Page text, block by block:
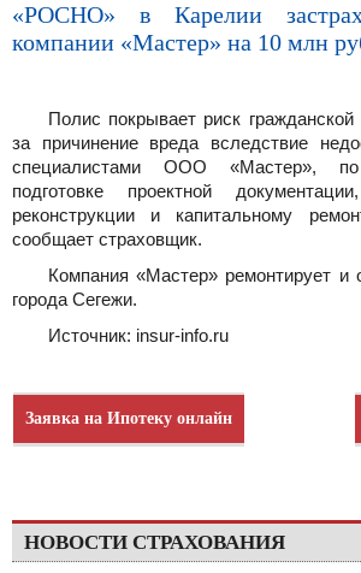
«РОСНО» в Карелии
компании «Мастер» на 10 млн
Полис покрывает риск гражданской
за причинение вреда вследствие
специалистами ООО «Мастер»,
подготовке проектной
реконструкции и капитальному
сообщает страховщик.
Компания «Мастер» ремонтирует
города Сегежи.
Источник: insur-info.ru
Заявка на Ипотеку онлайн
НОВОСТИ СТРАХОВАНИЯ